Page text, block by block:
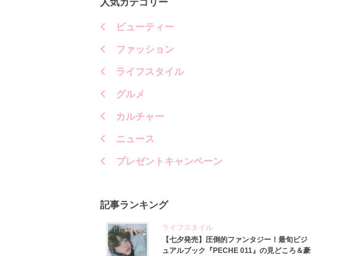
人気カテゴリー
ビューティー
ファッション
ライフスタイル
グルメ
カルチャー
ニュース
プレゼントキャンペーン
記事ランキング
ライフスタイル
【七夕発売】圧倒的ファンタジー！最旬ビジ
ュアルブック『PECHE 011』の見どころ＆豪